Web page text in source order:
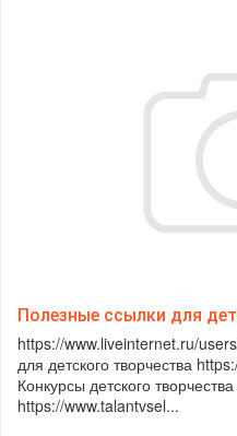
Полезные ссылки для
https://www.liveinternet.ru/
для детского творчества
Конкурсы детского
https://www.talantvsel...